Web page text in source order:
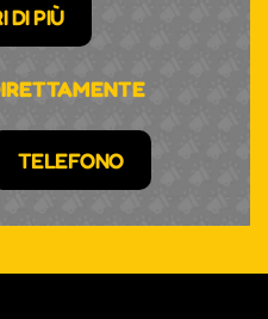
DI PIÙ
TELEFONO